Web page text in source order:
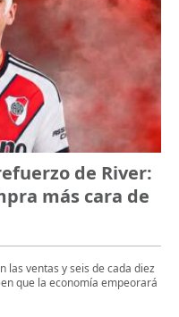
de River:
más cara de
las ventas y seis de cada diez
que la economía empeorará